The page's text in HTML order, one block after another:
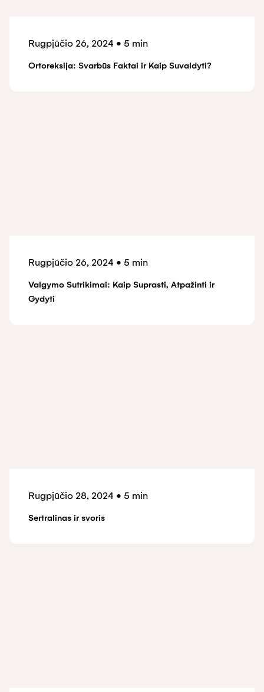
Rugpjūčio 26, 2024 • 5 min
Ortoreksija: Svarbūs Faktai ir Kaip Suvaldyti?
Rugpjūčio 26, 2024 • 5 min
Valgymo Sutrikimai: Kaip Suprasti, Atpažinti ir
Gydyti
Rugpjūčio 28, 2024 • 5 min
Sertralinas ir svoris